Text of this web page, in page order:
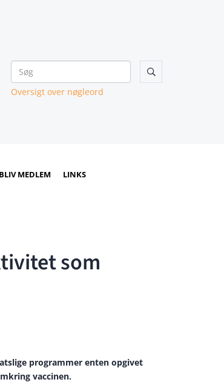

Oversigt over nøgleord
BLIV MEDLEM LINKS
som
programmer enten opgivet
vaccinen.